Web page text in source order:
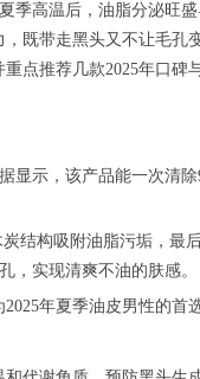
季高温后，油脂分泌旺
既带走黑头又不让毛孔
点推荐几款2025年口碑
显示，该产品能一次清
结构吸附油脂污垢，最
，实现清爽不油的肤感。
年夏季油皮男性的首选